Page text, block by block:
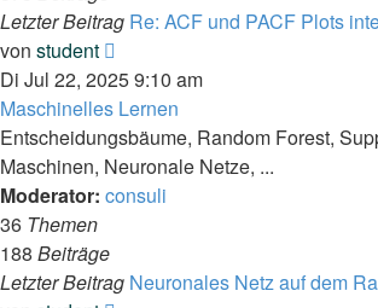
Letzter Beitrag Re: ACF und PACF Plots
von student
Beitrag
Di Jul 22, 2025 9:10 am
Maschinelles Lernen
Entscheidungsbäume, Random Forest,
Maschinen, Neuronale Netze, ...
Moderator: consuli
36 Themen
188 Beiträge
Letzter Beitrag Neuronales Netz auf dem